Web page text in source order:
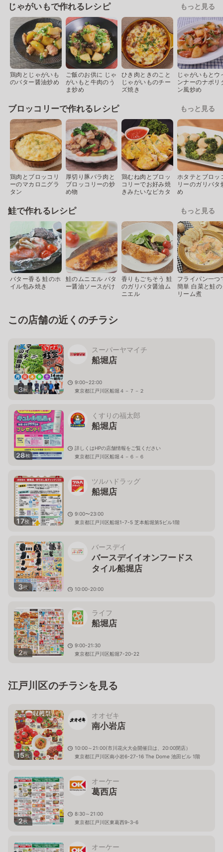
じゃがいもで作れるレシピ もっと見る
鶏肉とじゃがいも
のバター醤油炒め
ご飯のお供に じゃ
がいもと牛肉のう
ま炒め
ひき肉ときのこと
じゃがいものチー
ズ焼き
じゃがいもとウ
ンナーのナポリ
ン風炒め
ブロッコリーで作れるレシピ もっと見る
鶏肉とブロッコリ
ーのマカロニグラ
タン
厚切り豚バラ肉と
ブロッコリーの炒
め物
鶏むね肉とブロッ
コリーでお好み焼
きみたいなピカタ
ホタテとブロッ
リーのガリバタ
め
鮭で作れるレシピ もっと見る
バター香る 鮭のホ
イル包み焼き
鮭のムニエル バタ
ー醤油ソースがけ
香りもごちそう 鮭
のガリバタ醤油ム
ニエル
フライパン一つ
簡単 白菜と鮭
リーム煮
この店舗の近くのチラシ
3枚
スーパーヤマイチ
船堀店
9:00~22:00
東京都江戸川区船堀４－７－２
28枚
くすりの福太郎
船堀店
詳しくはHPの店舗情報をご覧ください
東京都江戸川区船堀４－６－６
17枚
ツルハドラッグ
船堀店
9:00〜23:00
東京都江戸川区船堀1-7-5 芝本船堀第5ビル1階
3枚
バースデイ
バースデイイオンフードス
タイル船堀店
10:00-20:00
2枚
ライフ
船堀店
9:00-21:30
東京都江戸川区船堀7-20-22
江戸川区のチラシを見る
15枚
オオゼキ
南小岩店
10:00～21:00(市川花火大会開催日は、20:00閉店）
東京都江戸川区南小岩6-27-16 The Dome 池田ビル 1階
2枚
オーケー
葛西店
8:30～21:00
東京都江戸川区東葛西9-3-6
オーケー